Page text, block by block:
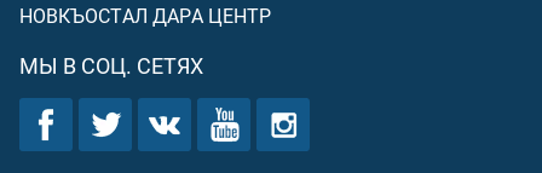
НОВКЪОСТАЛ ДАРА ЦЕНТР
МЫ В СОЦ. СЕТЯХ